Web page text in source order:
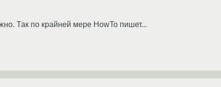
Так по крайней мере HowTo пишет...